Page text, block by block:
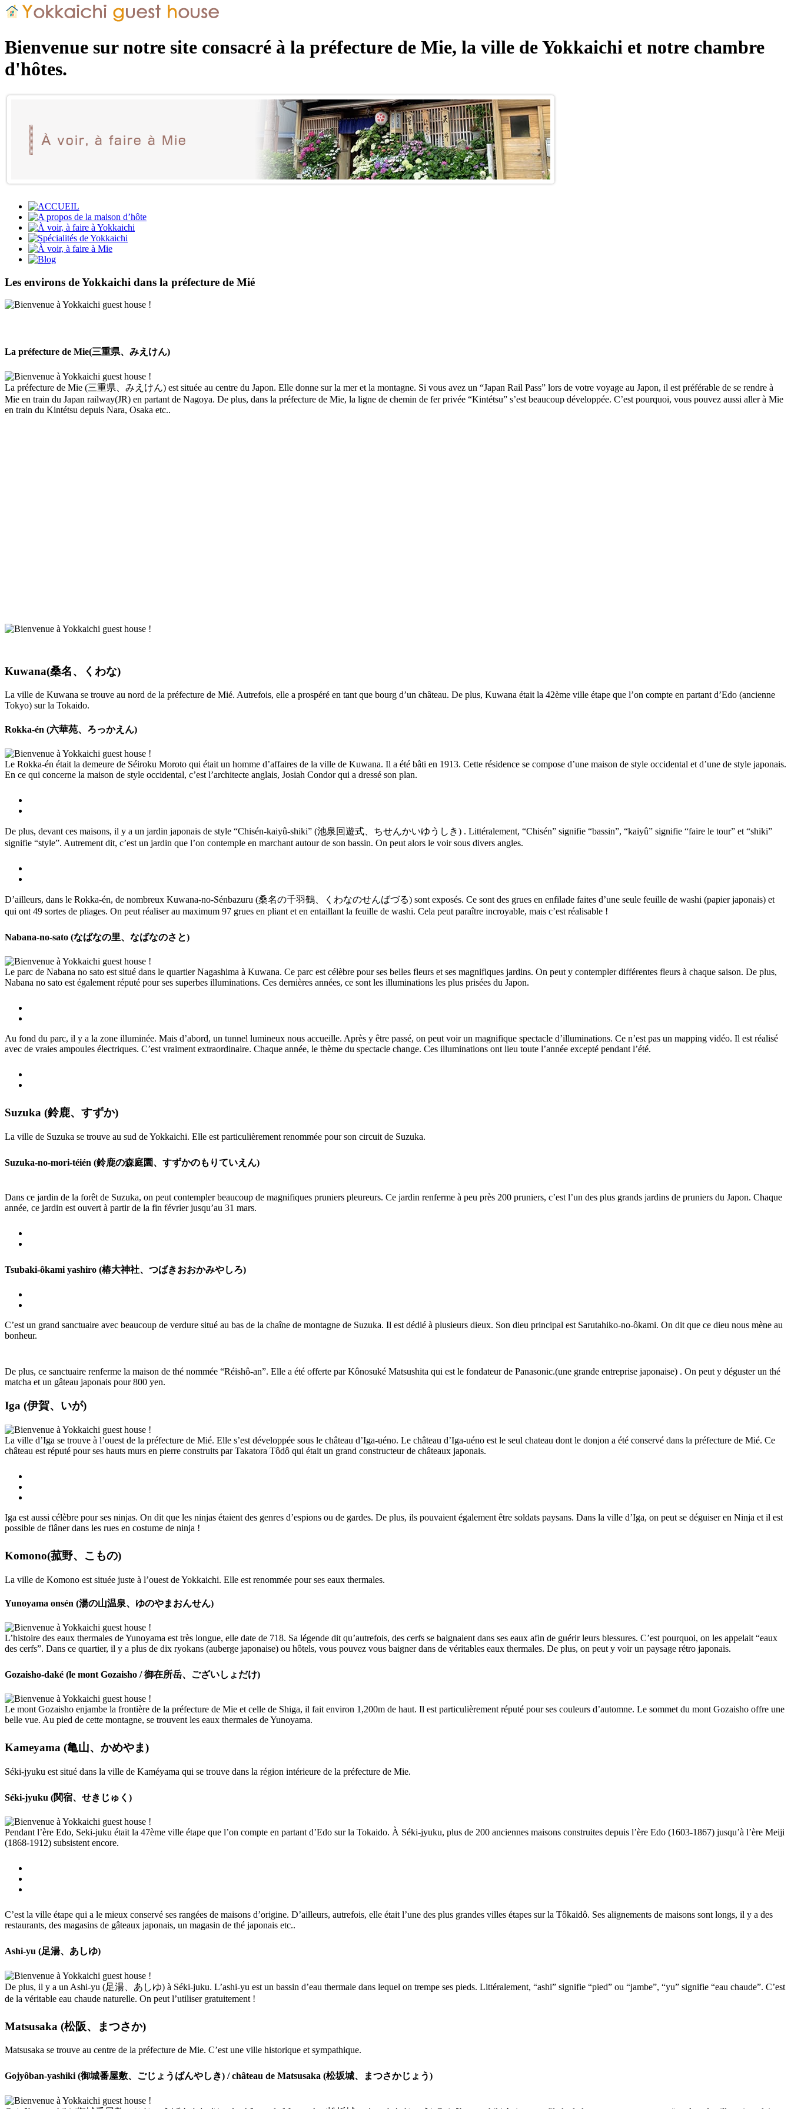
Bienvenue sur notre site consacré à la préfecture de Mie, la ville de Yokkaichi et notre chambre
d'hôtes.
Les environs de Yokkaichi dans la préfecture de Mié
La préfecture de Mie(三重県、みえけん)
La préfecture de Mie (三重県、みえけん) est située au centre du Japon. Elle donne sur la mer et la montagne. Si vous avez un “Japan Rail Pass” lors de votre voyage au Japon, il est préférable de se rendre à
Mie en train du Japan railway(JR) en partant de Nagoya. De plus, dans la préfecture de Mie, la ligne de chemin de fer privée “Kintétsu” s’est beaucoup développée. C’est pourquoi, vous pouvez aussi aller à Mie
en train du Kintétsu depuis Nara, Osaka etc..
Kuwana(桑名、くわな)
La ville de Kuwana se trouve au nord de la préfecture de Mié. Autrefois, elle a prospéré en tant que bourg d’un château. De plus, Kuwana était la 42ème ville étape que l’on compte en partant d’Edo (ancienne
Tokyo) sur la Tokaido.
Rokka-én (六華苑、ろっかえん)
Le Rokka-én était la demeure de Séiroku Moroto qui était un homme d’affaires de la ville de Kuwana. Il a été bâti en 1913. Cette résidence se compose d’une maison de style occidental et d’une de style japonais.
En ce qui concerne la maison de style occidental, c’est l’architecte anglais, Josiah Condor qui a dressé son plan.
De plus, devant ces maisons, il y a un jardin japonais de style “Chisén-kaiyû-shiki” (池泉回遊式、ちせんかいゆうしき) . Littéralement, “Chisén” signifie “bassin”, “kaiyû” signifie “faire le tour” et “shiki”
signifie “style”. Autrement dit, c’est un jardin que l’on contemple en marchant autour de son bassin. On peut alors le voir sous divers angles.
D’ailleurs, dans le Rokka-én, de nombreux Kuwana-no-Sénbazuru (桑名の千羽鶴、くわなのせんばづる) sont exposés. Ce sont des grues en enfilade faites d’une seule feuille de washi (papier japonais) et
qui ont 49 sortes de pliages. On peut réaliser au maximum 97 grues en pliant et en entaillant la feuille de washi. Cela peut paraître incroyable, mais c’est réalisable !
Nabana-no-sato (なばなの里、なばなのさと)
Le parc de Nabana no sato est situé dans le quartier Nagashima à Kuwana. Ce parc est célèbre pour ses belles fleurs et ses magnifiques jardins. On peut y contempler différentes fleurs à chaque saison. De plus,
Nabana no sato est également réputé pour ses superbes illuminations. Ces dernières années, ce sont les illuminations les plus prisées du Japon.
Au fond du parc, il y a la zone illuminée. Mais d’abord, un tunnel lumineux nous accueille. Après y être passé, on peut voir un magnifique spectacle d’illuminations. Ce n’est pas un mapping vidéo. Il est réalisé
avec de vraies ampoules électriques. C’est vraiment extraordinaire. Chaque année, le thème du spectacle change. Ces illuminations ont lieu toute l’année excepté pendant l’été.
Suzuka (鈴鹿、すずか)
La ville de Suzuka se trouve au sud de Yokkaichi. Elle est particulièrement renommée pour son circuit de Suzuka.
Suzuka-no-mori-téién (鈴鹿の森庭園、すずかのもりていえん)
Dans ce jardin de la forêt de Suzuka, on peut contempler beaucoup de magnifiques pruniers pleureurs. Ce jardin renferme à peu près 200 pruniers, c’est l’un des plus grands jardins de pruniers du Japon. Chaque
année, ce jardin est ouvert à partir de la fin février jusqu’au 31 mars.
Tsubaki-ôkami yashiro (椿大神社、つばきおおかみやしろ)
C’est un grand sanctuaire avec beaucoup de verdure situé au bas de la chaîne de montagne de Suzuka. Il est dédié à plusieurs dieux. Son dieu principal est Sarutahiko-no-ôkami. On dit que ce dieu nous mène au
bonheur.
De plus, ce sanctuaire renferme la maison de thé nommée “Réishô-an”. Elle a été offerte par Kônosuké Matsushita qui est le fondateur de Panasonic.(une grande entreprise japonaise) . On peut y déguster un thé
matcha et un gâteau japonais pour 800 yen.
Iga (伊賀、いが)
La ville d’Iga se trouve à l’ouest de la préfecture de Mié. Elle s’est développée sous le château d’Iga-uéno. Le château d’Iga-uéno est le seul chateau dont le donjon a été conservé dans la préfecture de Mié. Ce
château est réputé pour ses hauts murs en pierre construits par Takatora Tôdô qui était un grand constructeur de châteaux japonais.
Iga est aussi célèbre pour ses ninjas. On dit que les ninjas étaient des genres d’espions ou de gardes. De plus, ils pouvaient également être soldats paysans. Dans la ville d’Iga, on peut se déguiser en Ninja et il est
possible de flâner dans les rues en costume de ninja !
Komono(菰野、こもの)
La ville de Komono est située juste à l’ouest de Yokkaichi. Elle est renommée pour ses eaux thermales.
Yunoyama onsén (湯の山温泉、ゆのやまおんせん)
L’histoire des eaux thermales de Yunoyama est très longue, elle date de 718. Sa légende dit qu’autrefois, des cerfs se baignaient dans ses eaux afin de guérir leurs blessures. C’est pourquoi, on les appelait “eaux
des cerfs”. Dans ce quartier, il y a plus de dix ryokans (auberge japonaise) ou hôtels, vous pouvez vous baigner dans de véritables eaux thermales. De plus, on peut y voir un paysage rétro japonais.
Gozaisho-daké (le mont Gozaisho / 御在所岳、ございしょだけ)
Le mont Gozaisho enjambe la frontière de la préfecture de Mie et celle de Shiga, il fait environ 1,200m de haut. Il est particulièrement réputé pour ses couleurs d’automne. Le sommet du mont Gozaisho offre une
belle vue. Au pied de cette montagne, se trouvent les eaux thermales de Yunoyama.
Kameyama (亀山、かめやま)
Séki-jyuku est situé dans la ville de Kaméyama qui se trouve dans la région intérieure de la préfecture de Mie.
Séki-jyuku (関宿、せきじゅく)
Pendant l’ère Edo, Seki-juku était la 47ème ville étape que l’on compte en partant d’Edo sur la Tokaido. À Séki-jyuku, plus de 200 anciennes maisons construites depuis l’ère Edo (1603-1867) jusqu’à l’ère Meiji
(1868-1912) subsistent encore.
C’est la ville étape qui a le mieux conservé ses rangées de maisons d’origine. D’ailleurs, autrefois, elle était l’une des plus grandes villes étapes sur la Tôkaidô. Ses alignements de maisons sont longs, il y a des
restaurants, des magasins de gâteaux japonais, un magasin de thé japonais etc..
Ashi-yu (足湯、あしゆ)
De plus, il y a un Ashi-yu (足湯、あしゆ) à Séki-juku. L’ashi-yu est un bassin d’eau thermale dans lequel on trempe ses pieds. Littéralement, “ashi” signifie “pied” ou “jambe”, “yu” signifie “eau chaude”. C’est
de la véritable eau chaude naturelle. On peut l’utiliser gratuitement !
Matsusaka (松阪、まつさか)
Matsusaka se trouve au centre de la préfecture de Mie. C’est une ville historique et sympathique.
Gojyôban-yashiki (御城番屋敷、ごじょうばんやしき) / château de Matsusaka (松坂城、まつさかじょう)